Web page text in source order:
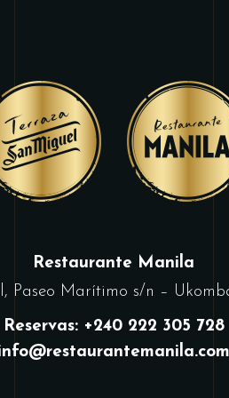
Restaurante Manila
Paseo Marítimo s/n –
Reservas: +240 222 305 728